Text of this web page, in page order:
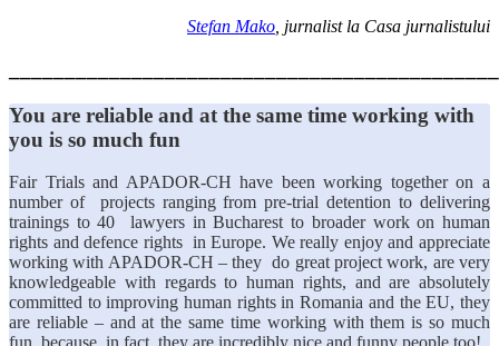
Stefan Mako , jurnalist la Casa jurnalistului
You are reliable and at the same time working with
you is so much fun
Fair Trials and APADOR-CH have been working together on a
number of projects ranging from pre-trial detention to delivering
trainings to 40 lawyers in Bucharest to broader work on human
rights and defence rights in Europe. We really enjoy and appreciate
working with APADOR-CH – they do great project work, are very
knowledgeable with regards to human rights, and are absolutely
committed to improving human rights in Romania and the EU, they
are reliable – and at the same time working with them is so much